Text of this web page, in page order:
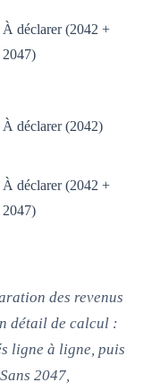
À déclarer (2042 +
2047)
À déclarer (2042)
À déclarer (2042 +
2047)
des revenus
détail de calcul :
ligne à ligne, puis
2047,